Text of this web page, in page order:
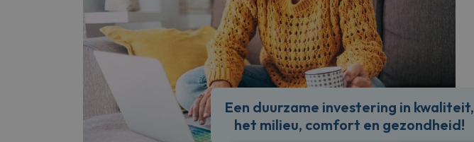
Een duurzame investering in kwaliteit,
het milieu, comfort en gezondheid!